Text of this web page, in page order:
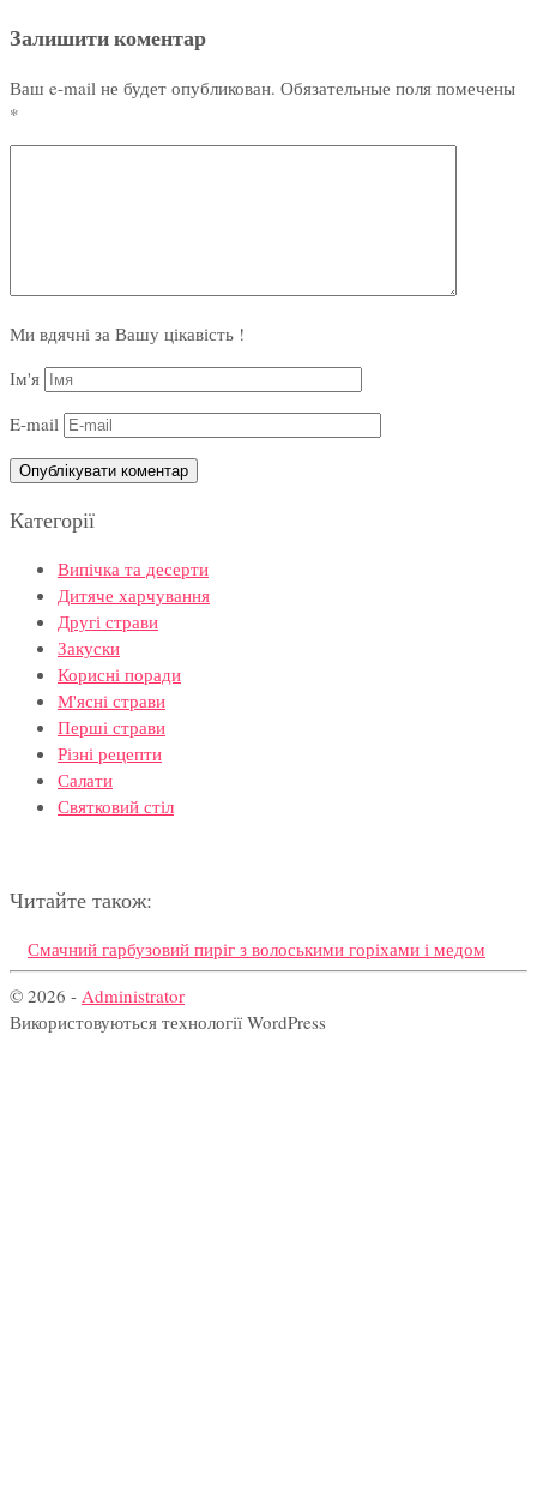
Залишити коментар
Ваш e-mail не будет опубликован. Обязательные поля помечены
*
Ми вдячні за Вашу цікавість !
Ім'я
E-mail
Категорії
Випічка та десерти
Дитяче харчування
Другі страви
Закуски
Корисні поради
М'ясні страви
Перші страви
Різні рецепти
Салати
Святковий стіл
Читайте також:
Смачний гарбузовий пиріг з волоськими горіхами і медом
© 2026 - Administrator
Використовуються технології WordPress